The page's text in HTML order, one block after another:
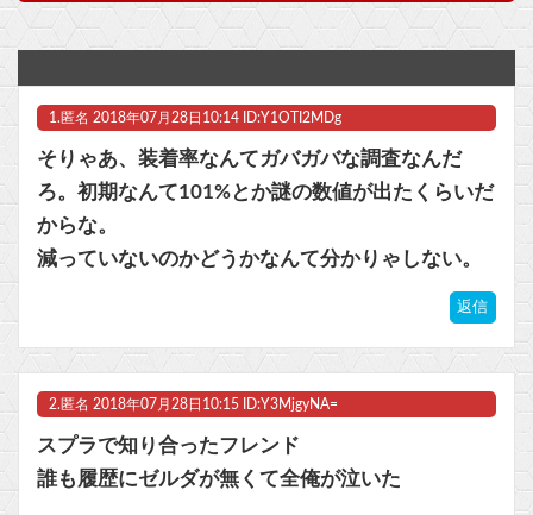
【急募】おまえらの人生で1番ハマったゲームを挙げてけ
【ウマ娘】夜に食べるアイスおいち！「きーん」ってするち。
【にじさんじ】本日20時から、ののはとあゆゆでコラボ！
【UFO戦士ダイアポロン】NEO ダイナマイトアクション「ダイアポロン アニメカラーVer.」アクションフィギュア【予約開始】他
【ポケモンGO】「色違い000個体」とかい逆にレアな個体
ビットコイン再び1600万円へ。ドル円は147円に
1. 匿名 2018年07月28日10:14 ID:Y1OTI2MDg
そりゃあ、装着率なんてガバガバな調査なんだ
ろ。初期なんて101%とか謎の数値が出たくらいだ
からな。
減っていないのかどうかなんて分かりゃしない。
返信
2. 匿名 2018年07月28日10:15 ID:Y3MjgyNA=
スプラで知り合ったフレンド
誰も履歴にゼルダが無くて全俺が泣いた